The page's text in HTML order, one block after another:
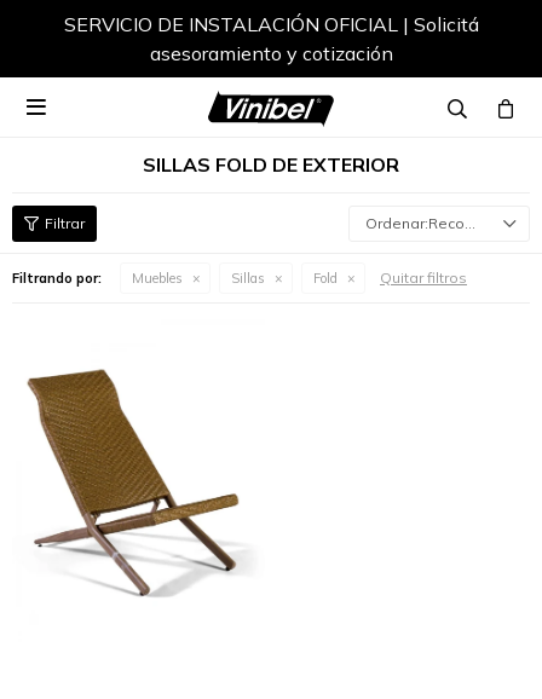
SERVICIO DE INSTALACIÓN OFICIAL | Solicitá
asesoramiento y cotización

SILLAS FOLD DE EXTERIOR
Recomendados
Filtrando por: Muebles Sillas Fold Quitar filtros